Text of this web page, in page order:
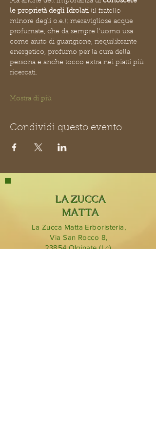
le proprietà degli Idrolati (il fratello
minore degli o.e.); meravigliose acque
profumate, che da sempre l'uomo usa
come aiuto di guarigione, riequilibrante
energetico, profumo per la cura della
persona e anche tocco extra nei piatti più
ricercati.
Mostra di più
Condividi questo evento
LA ZUCCA
MATTA
La Zucca Matta Erboristeria,
Via San Rocco 8,
23854Olginate (Lc).